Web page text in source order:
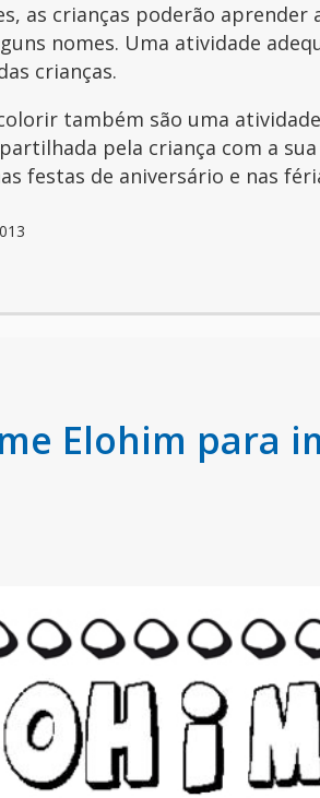
as crianças poderão aprender
nomes. Uma atividade
crianças.
também são uma
pela criança com a
festas de aniversário e nas
Elohim para